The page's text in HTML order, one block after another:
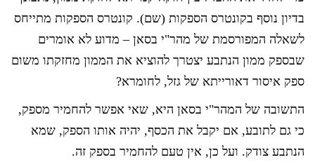
בדיון נוסף בקונטרס הספקות (שם). קונטרס הספקות מתייחס
לשאלה המפורסמת של מהר"י בסאן – מדוע לא אומרים
שבספק ממון הנתבע יצטרך להוציא את הממון מחזקתו משום
ספק איסור דאורייתא של גזל, לחומרא?
התשובה של המהר"י בסאן היא, שאי אפשר להחמיר מספק,
כי גם לתובע, אם יקבל את הכסף, יהיה אותו הספק, שמא
הנתבע צודק. ועל כן, אין טעם להחמיר בספק זה.